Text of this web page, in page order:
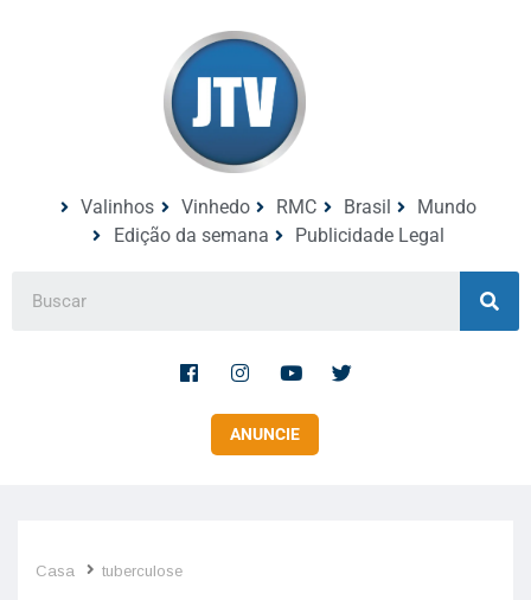
Valinhos Vinhedo RMC Brasil
Mundo
Edição da semana
Publicidade Legal
ANUNCIE
Casa tuberculose